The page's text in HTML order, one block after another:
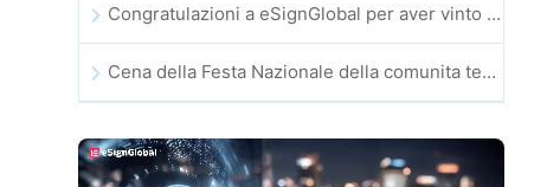
Congratulazioni a eSignGlobal per aver vinto il CAHK STAR Award 2025!
Cena della Festa Nazionale della comunita tecnologica e dell’innovazione di Hong Kong